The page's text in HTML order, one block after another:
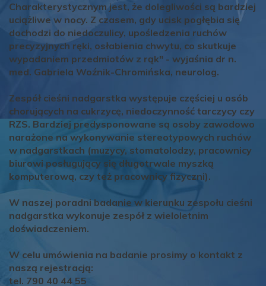
Charakterystycznym jest, że dolegliwości są bardziej
uciążliwe w nocy. Z czasem, gdy ucisk pogłębia się
dochodzi do niedoczulicy, upośledzenia ruchów
precyzyjnych ręki, osłabienia chwytu, co skutkuje
wypadaniem przedmiotów z rąk" - wyjaśnia dr n.
med. Gabriela Woźnik-Chromińska, neurolog.
Zespół cieśni nadgarstka występuje częściej u osób
chorujących na cukrzycę, niedoczynność tarczycy czy
RZS. Bardziej predysponowane są osoby zawodowo
narażone na wykonywanie stereotypowych ruchów
w nadgarstkach (muzycy, stomatolodzy, pracownicy
biurowi posługujący się długotrwale myszką
komputerową, czy też pracownicy fizyczni).
W naszej poradni badanie w kierunku zespołu cieśni
nadgarstka wykonuje zespół z wieloletnim
doświadczeniem.
W celu umówienia na badanie prosimy o kontakt z
naszą rejestracją:
tel. 790 40 44 55